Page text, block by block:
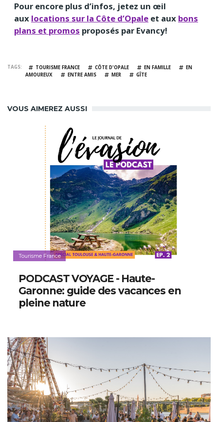
Pour encore plus d’infos, jetez un œil
aux locations sur la Côte d’Opale et aux bons
plans et promos proposés par Evancy!
TAGS TOURISME FRANCE CÔTE D'OPALE EN FAMILLE
EN
AMOUREUX
ENTRE AMIS MER GÎTE
VOUS AIMEREZ AUSSI
Tourisme France
PODCAST VOYAGE - Haute-
Garonne: guide des vacances en
pleine nature